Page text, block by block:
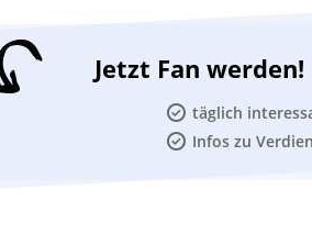
Jetzt Fan werden!
täglich
Infos zu